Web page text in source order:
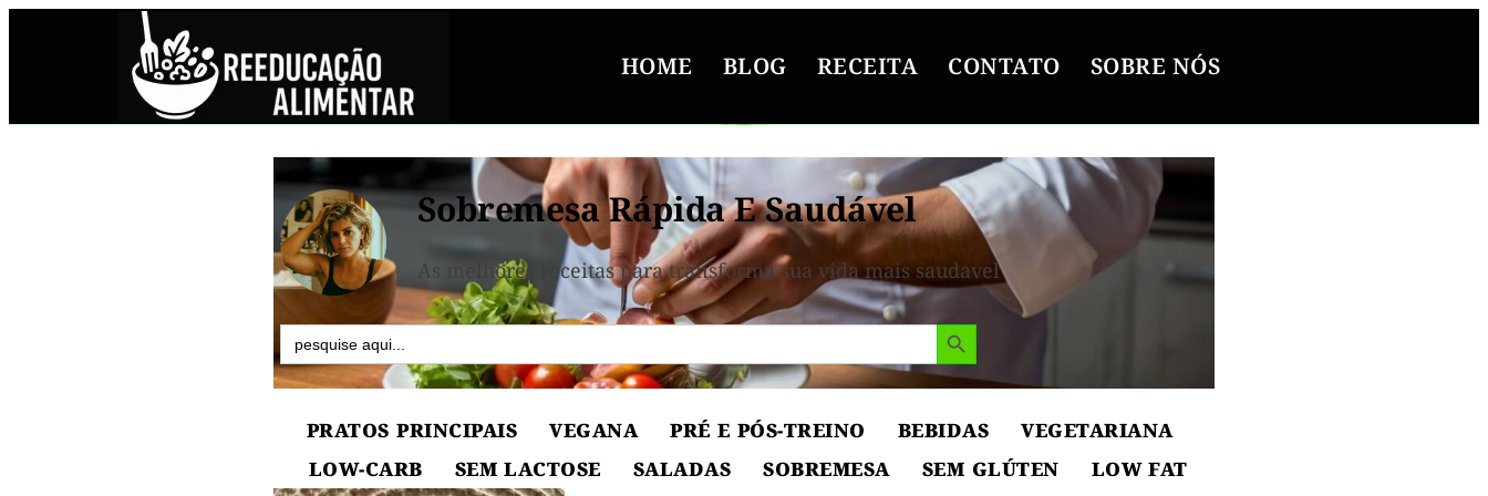
HOME BLOG RECEITA CONTATO SOBRE NÓS
Sobremesa Rápida E Saudável
As melhores receitas para transforma sua vida mais saudavel
Search
for:
Search Button
PRATOS PRINCIPAIS VEGANA PRÉ E PÓS-TREINO BEBIDAS
VEGETARIANA
LOW-CARB
SEM LACTOSE SALADAS SOBREMESA SEM GLÚTEN LOW FAT